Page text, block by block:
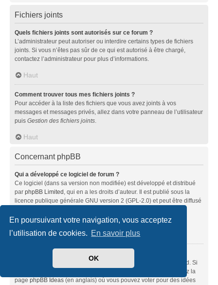
En poursuivant votre navigation, vous acceptez
l’utilisation de cookies. En savoir plus
OK
Fichiers joints
Quels fichiers joints sont autorisés sur ce forum ?
L’administrateur peut autoriser ou interdire certains types de fichiers
joints. Si vous n’êtes pas sûr de ce qui est autorisé à être chargé,
contactez l’administrateur pour plus d’informations.
Haut
Comment trouver tous mes fichiers joints ?
Pour accéder à la liste des fichiers que vous avez joints à vos
messages et messages privés, allez dans votre panneau de l’utilisateur
puis Gestion des fichiers joints.
Haut
Concernant phpBB
Qui a développé ce logiciel de forum ?
Ce logiciel (dans sa version non modifiée) est développé et distribué
par phpBB Limited, qui en a les droits d’auteur. Il est publié sous la
licence publique générale GNU version 2 (GPL-2.0) et peut être diffusé
À propos de phpBB» (en anglais).
Haut
Ce logiciel a été développé et mis sous licence par phpBB Limited. Si
vous pensez qu’une fonctionnalité nécessite d’être ajoutée, visitez la
page phpBB Ideas (en anglais) où vous pouvez voter pour des idées